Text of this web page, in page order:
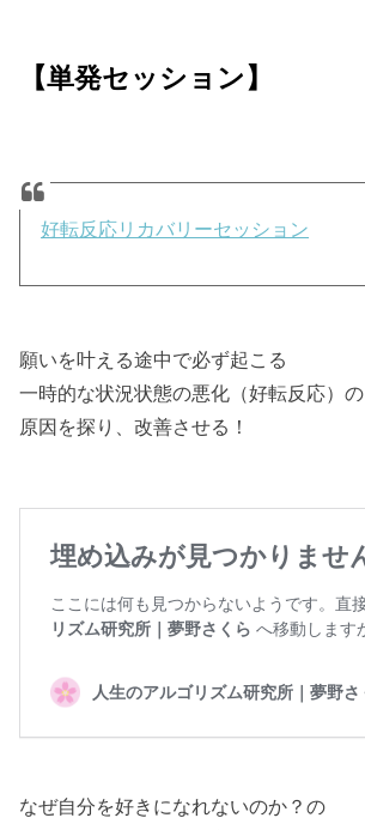
【単発セッション】
好転反応リカバリーセッション
願いを叶える途中で必ず起こる
一時的な状況状態の悪化（好転反応）の
原因を探り、改善させる！
なぜ自分を好きになれないのか？の